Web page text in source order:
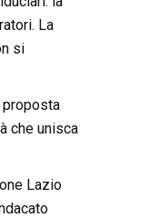
La
si
proposta
che unisca
Lazio